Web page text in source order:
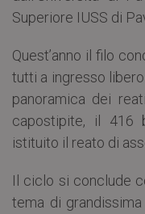
Superiore IUSS di
Quest’anno il filo
tutti a ingresso
panoramica dei
capostipite, il 416
istituito il reato di
Il ciclo si conclude
tema di